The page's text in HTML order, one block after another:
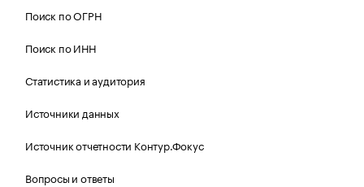
Поиск по ОГРН
Поиск по ИНН
Статистика и аудитория
Источники данных
Источник отчетности Контур.Фокус
Вопросы и ответы